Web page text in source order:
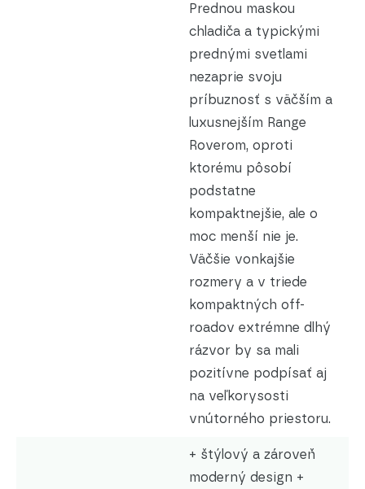
Prednou maskou
chladiča a typickými
prednými svetlami
nezaprie svoju
príbuznosť s väčším a
luxusnejším Range
Roverom, oproti
ktorému pôsobí
podstatne
kompaktnejšie, ale o
moc menší nie je.
Väčšie vonkajšie
rozmery a v triede
kompaktných off-
roadov extrémne dlhý
rázvor by sa mali
pozitívne podpísať aj
na veľkorysosti
vnútorného priestoru.
+ štýlový a zároveň
moderný design +